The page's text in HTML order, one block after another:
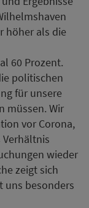
höher als die
60 Prozent.
politischen
für unsere
müssen. Wir
vor Corona,
wieder
zeigt sich
uns besonders